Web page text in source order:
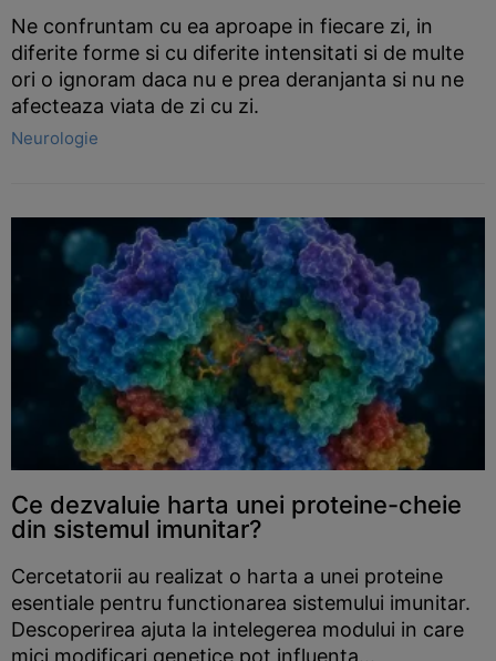
Ne confruntam cu ea aproape in fiecare zi, in
diferite forme si cu diferite intensitati si de multe
ori o ignoram daca nu e prea deranjanta si nu ne
afecteaza viata de zi cu zi.
Neurologie
Ce dezvaluie harta unei proteine-cheie
din sistemul imunitar?
Cercetatorii au realizat o harta a unei proteine
esentiale pentru functionarea sistemului imunitar.
Descoperirea ajuta la intelegerea modului in care
mici modificari genetice pot influenta...